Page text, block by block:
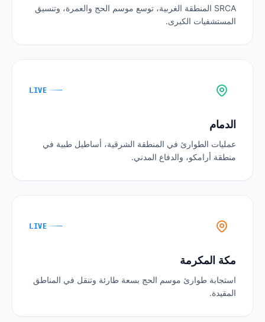
SRCA المنطقة الغربية، توسع موسم الحج والعمرة، وتنسيق
المستشفيات الكبرى.
LIVE
الدمام
عمليات الطوارئ في المنطقة الشرقية، أساطيل طبية في
منطقة أرامكو، والدفاع المدني.
LIVE
مكة المكرمة
استجابة طوارئ موسم الحج بسعة طارئة وتنقل في المناطق
المقيدة.